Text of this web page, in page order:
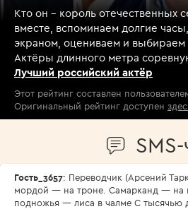
Кто он – король отечественных
вместе, вспоминаем долгие
экраном, оцениваем и выбираем
Актёры длинного метра
Лучший российский актёр
Этот рейтинг составлен
Оригинальный рейтинг доступен
Гость_3657: Переводчик (Арсений
мордой — на троне. Самарканд — на
подножья — лиса в чалме С тысячью